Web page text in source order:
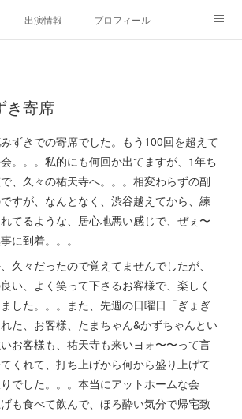
出演情報 プロフィール
き寄席
ずきでの寄席でした。もう100回を超えて
。。。私的にも何回か出てますが、1年ち
、久々の祐天寺へ。。。相変わらずの副
すが、なんとなく、渋谷越えてから、練
てるような、居心地悪い感じで、ぜぇ〜
に到着。。。
久々だったので覚えてませんでしたが、
い、よく笑って下さるお客様で、楽しく
した。。。また、先週の日曜日「ぎょぎ
た、お客様、たまちゃん&かずちゃんとい
お客様も、祐天寺も来いヨォ〜〜って言
くれて、打ち上げから何から盛り上げて
でした。。。本当にアットホームな会
も食べて飲んで、ほろ酔い気分で帰宅致